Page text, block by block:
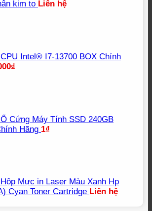
kim to Liên hệ
CPU Intel® I7-13700 BOX Chính
₫
Ổ Cứng Máy Tính SSD 240GB
Hãng 1₫
Hộp Mực in Laser Màu Xanh Hp
Cyan Toner Cartridge Liên hệ